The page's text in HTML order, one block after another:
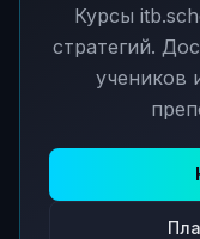
Курсы
стратегий.
учеников